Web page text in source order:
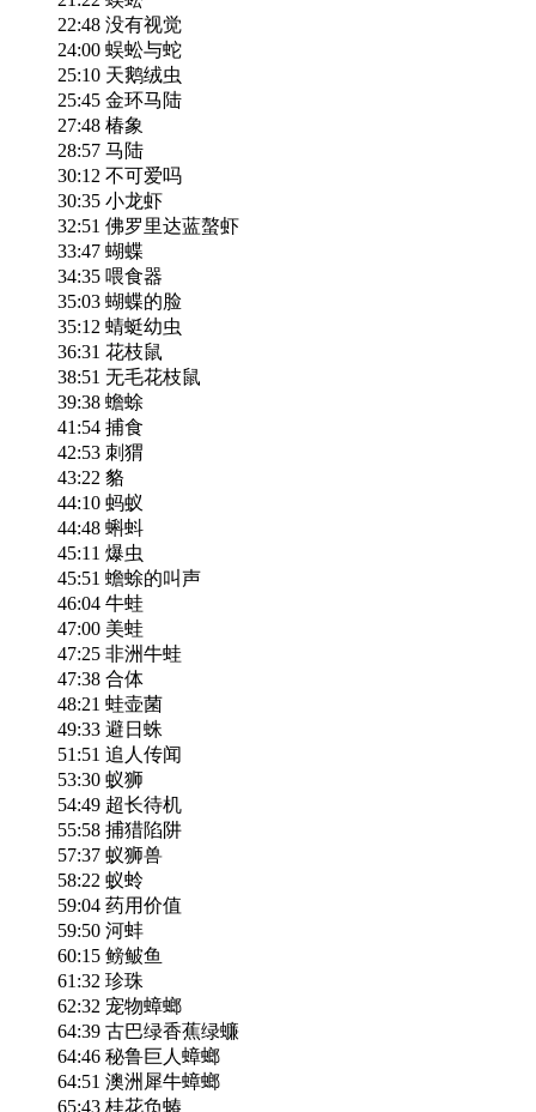
22:48 没有视觉
24:00 蜈蚣与蛇
25:10 天鹅绒虫
25:45 金环马陆
27:48 椿象
28:57 马陆
30:12 不可爱吗
30:35 小龙虾
32:51 佛罗里达蓝螯虾
33:47 蝴蝶
34:35 喂食器
35:03 蝴蝶的脸
35:12 蜻蜓幼虫
36:31 花枝鼠
38:51 无毛花枝鼠
39:38 蟾蜍
41:54 捕食
42:53 刺猬
43:22 貉
44:10 蚂蚁
44:48 蝌蚪
45:11 爆虫
45:51 蟾蜍的叫声
46:04 牛蛙
47:00 美蛙
47:25 非洲牛蛙
47:38 合体
48:21 蛙壶菌
49:33 避日蛛
51:51 追人传闻
53:30 蚁狮
54:49 超长待机
55:58 捕猎陷阱
57:37 蚁狮兽
58:22 蚁蛉
59:04 药用价值
59:50 河蚌
60:15 鳑鲏鱼
61:32 珍珠
62:32 宠物蟑螂
64:39 古巴绿香蕉绿蠊
64:46 秘鲁巨人蟑螂
64:51 澳洲犀牛蟑螂
65:43 桂花负蝽